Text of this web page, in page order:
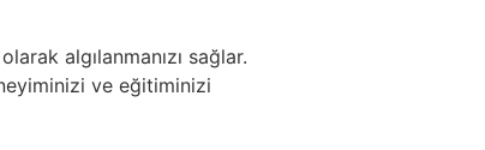
algılanmanızı sağlar.
ve eğitiminizi